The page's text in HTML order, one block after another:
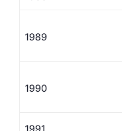
1989
1990
1991